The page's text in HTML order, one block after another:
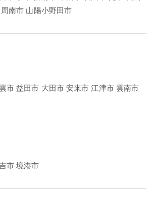
周南市 山陽小野田市
市 益田市 大田市 安来市 江津市 雲南市
市 境港市